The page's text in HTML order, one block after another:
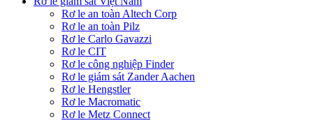
Rơ le an toàn Altech Corp
Rơ le an toàn Pilz
Rơ le Carlo Gavazzi
Rơ le CIT
Rơ le công nghiệp Finder
Rơ le giám sát Zander Aachen
Rơ le Hengstler
Rơ le Macromatic
Rơ le Metz Connect